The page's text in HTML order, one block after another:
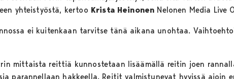
yhteistyöstä, kertoo Krista Heinonen Nelonen Media Live
ei kuitenkaan tarvitse tänä aikana unohtaa.
mittaista reittiä kunnostetaan lisäämällä reitin joen
parannellaan hakkeella. Reitit valmistunevat hyvissä ajoin